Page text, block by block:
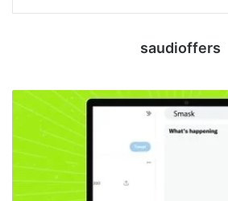
saudioffers